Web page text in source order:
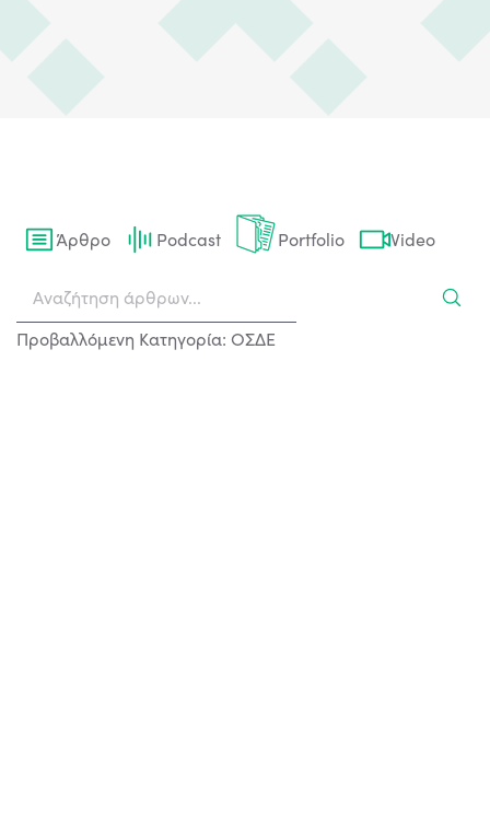
Άρθρο Podcast Portfolio Video
Προβαλλόμενη Κατηγορία: ΟΣΔΕ